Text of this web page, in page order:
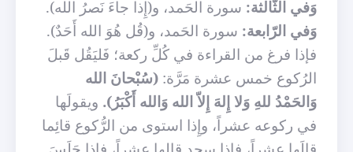
وَفي الثّالثة: سورة الحَمد، و(إِذا جاءَ نَصرُ الله).
وَفي الرّابعة: سورة الحَمد، و(قُل هُوَ الله أَحَدٌ).
فإذا فرغ من القراءة في كُلِّ ركعة؛ فَليَقُل قَبلَ
الرُكوع خمس عشرة مَرَّة:(سُبْحانَ الله
وَالحَمْدُ للهِ وَلا إِلهَ إِلاّ الله وَالله أَكْبَرُ). ويقولَها
في ركوعه عشراً، وإِذا استوى من الرُّكوع قائِما